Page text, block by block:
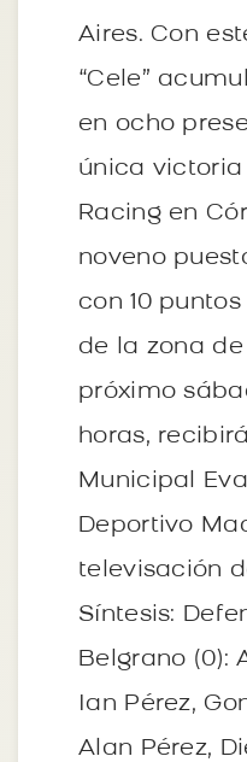
Aires. Con
“Cele”
en ocho
única
Racing en
noveno
con 10
de la zona de
próximo
horas,
Municipal
Deportivo
televisación
Síntesis:
Belgrano (0):
Ian Pérez,
Alan Pérez,